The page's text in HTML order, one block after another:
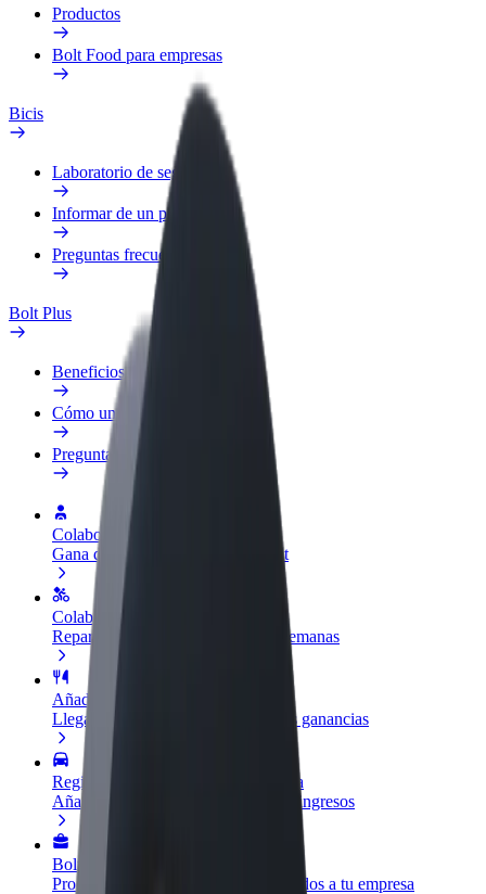
Productos
Bolt Food para empresas
Bicis
Laboratorio de seguridad
Informar de un problema
Preguntas frecuentes
Bolt Plus
Beneficios
Cómo unirse
Preguntas frecuentes
Colaborar como conductor
Gana dinero colaborando con Bolt
Colaborar como repartidor
Reparte comida y cobra todas las semanas
Añadir un restaurante o tienda
Llega a más clientes y maximiza tus ganancias
Registrarse como propietario de flota
Añade tu flota a Bolt y potencia tus ingresos
Bolt para empresas
Productos y servicios de Bolt adaptados a tu empresa